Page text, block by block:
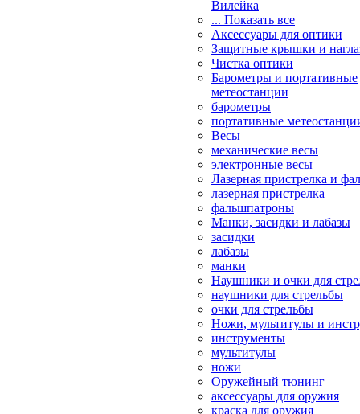
Вилейка
... Показать все
Аксессуары для оптики
Защитные крышки и
Чистка оптики
Барометры и портативные
метеостанции
барометры
портативные
Весы
механические весы
электронные весы
Лазерная пристрелка и
лазерная пристрелка
фальшпатроны
Манки, засидки и лабазы
засидки
лабазы
манки
Наушники и очки для
наушники для стрельбы
очки для стрельбы
Ножи, мультитулы и
инструменты
мультитулы
ножи
Оружейный тюнинг
аксессуары для оружия
краска для оружия